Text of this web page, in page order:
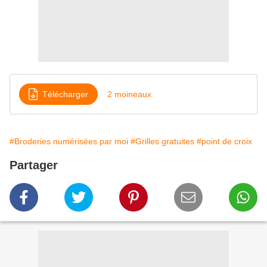
Télécharger 2 moineaux
#Broderies numérisées par moi #Grilles gratuites #point de croix
Partager